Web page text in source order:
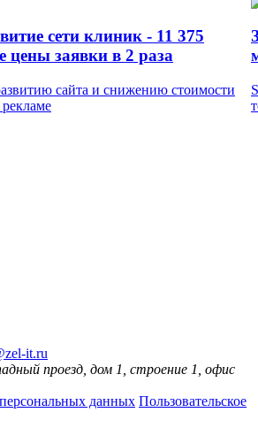
сети клиник - 11 375
цены заявки в 2 раза
сайта и снижению стоимости
it.ru
проезд, дом 1, строение 1, офис
данных Пользовательское